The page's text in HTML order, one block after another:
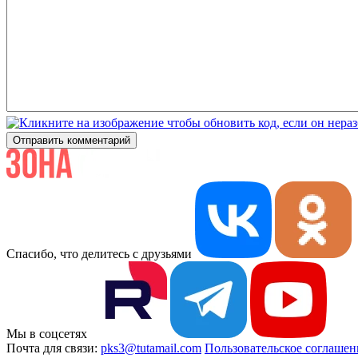
Отправить комментарий
Спасибо, что делитесь с друзьями
Мы в соцсетях
Почта для связи: pks3@tutamail.com Пользовательское